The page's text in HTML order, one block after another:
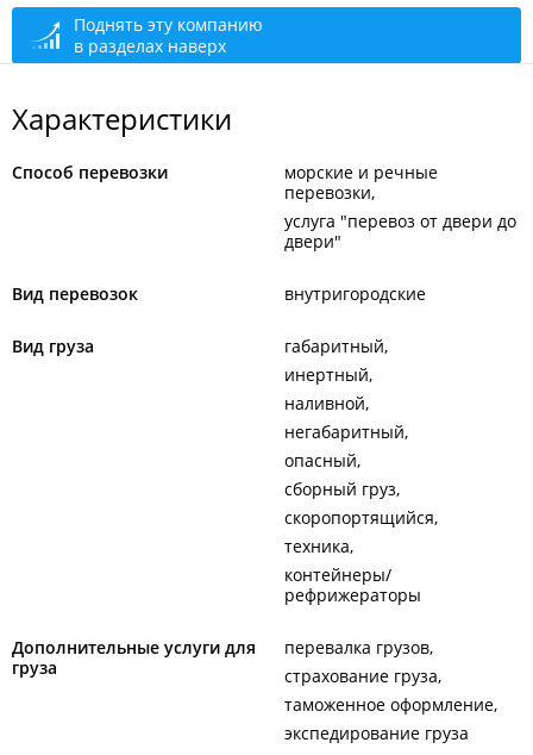
открыто: 09:00–18:00
Поднять эту компанию
в разделах наверх
Характеристики
Способ перевозки
морские и речные
перевозки
услуга "перевоз от двери до
двери"
Вид перевозок внутригородские
Вид груза
габаритный
инертный
наливной
негабаритный
опасный
сборный груз
скоропортящийся
техника
контейнеры/
рефрижераторы
Дополнительные услуги для
груза
перевалка грузов
страхование груза
таможенное оформление
экспедирование груза